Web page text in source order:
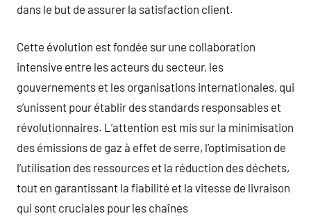
dans le but de assurer la satisfaction client.
Cette évolution est fondée sur une collaboration
intensive entre les acteurs du secteur, les
gouvernements et les organisations internationales, qui
s’unissent pour établir des standards responsables et
révolutionnaires. L’attention est mis sur la minimisation
des émissions de gaz à effet de serre, l’optimisation de
l’utilisation des ressources et la réduction des déchets,
tout en garantissant la fiabilité et la vitesse de livraison
qui sont cruciales pour les chaînes